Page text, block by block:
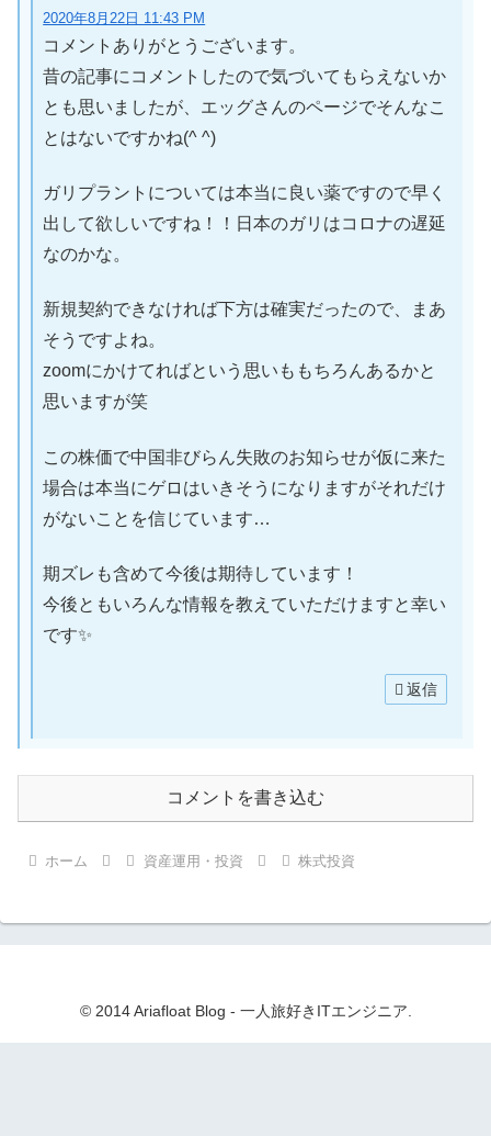
2020年8月22日 11:43 PM
コメントありがとうございます。
昔の記事にコメントしたので気づいてもらえないか
とも思いましたが、エッグさんのページでそんなこ
とはないですかね(^ ^)
ガリプラントについては本当に良い薬ですので早く
出して欲しいですね！！日本のガリはコロナの遅延
なのかな。
新規契約できなければ下方は確実だったので、まあ
そうですよね。
zoomにかけてればという思いももちろんあるかと
思いますが笑
この株価で中国非びらん失敗のお知らせが仮に来た
場合は本当にゲロはいきそうになりますがそれだけ
がないことを信じています…
期ズレも含めて今後は期待しています！
今後ともいろんな情報を教えていただけますと幸い
です✨
返信
コメントを書き込む
ホーム 資産運用・投資 株式投資
© 2014 Ariafloat Blog ‐ 一人旅好きITエンジニア.